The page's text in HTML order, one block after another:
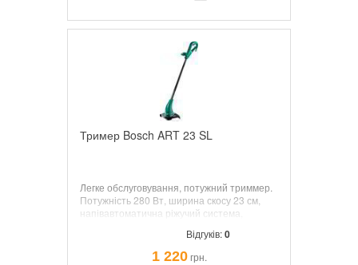
Тример Bosch ART 23 SL
Легке обслуговування, потужний триммер.
Потужність 280 Вт, ширина скосу 23 см,
напівавтоматична ріжучий система,
Відгуків:0
1 220грн.